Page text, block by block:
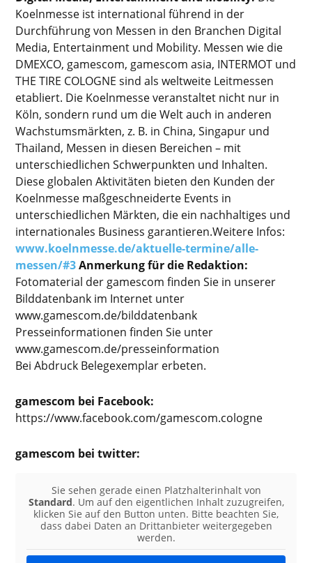
Koelnmesse ist international führend in der
Durchführung von Messen in den Branchen Digital
Media, Entertainment und Mobility. Messen wie die
DMEXCO, gamescom, gamescom asia, INTERMOT und
THE TIRE COLOGNE sind als weltweite Leitmessen
etabliert. Die Koelnmesse veranstaltet nicht nur in
Köln, sondern rund um die Welt auch in anderen
Wachstumsmärkten, z. B. in China, Singapur und
Thailand, Messen in diesen Bereichen – mit
unterschiedlichen Schwerpunkten und Inhalten.
Diese globalen Aktivitäten bieten den Kunden der
Koelnmesse maßgeschneiderte Events in
unterschiedlichen Märkten, die ein nachhaltiges und
internationales Business garantieren.Weitere Infos:
www.koelnmesse.de/aktuelle-termine/alle-
messen/#3 Anmerkung für die Redaktion:
Fotomaterial der gamescom finden Sie in unserer
Bilddatenbank im Internet unter
www.gamescom.de/bilddatenbank
Presseinformationen finden Sie unter
www.gamescom.de/presseinformation
Bei Abdruck Belegexemplar erbeten.
gamescom bei Facebook:
https://www.facebook.com/gamescom.cologne
gamescom bei twitter:
Sie sehen gerade einen Platzhalterinhalt von
Standard. Um auf den eigentlichen Inhalt zuzugreifen,
klicken Sie auf den Button unten. Bitte beachten Sie,
dass dabei Daten an Drittanbieter weitergegeben
werden.